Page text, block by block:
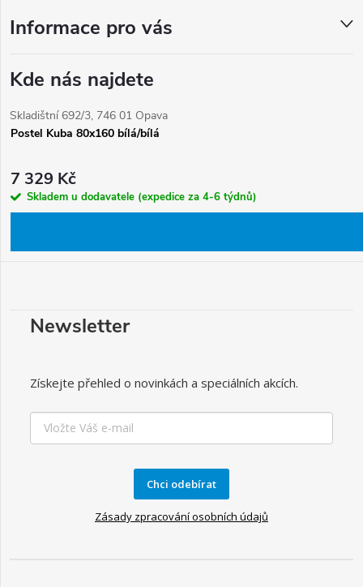
Postel Kuba 80x160 bílá/bílá
7 329 Kč
Skladem u dodavatele (expedice za 4-6 týdnů)
Informace pro vás
Kde nás najdete
Skladištní 692/3, 746 01 Opava
Newsletter
Získejte přehled o novinkách a speciálních akcích.
Chci odebírat
Zásady zpracování osobních údajů